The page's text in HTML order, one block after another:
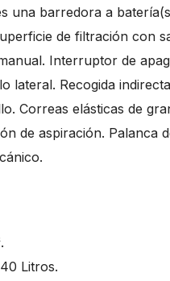
una barredora a
de filtración con
Interruptor de
lateral. Recogida
Correas elásticas de
de aspiración. Palanca
Litros.